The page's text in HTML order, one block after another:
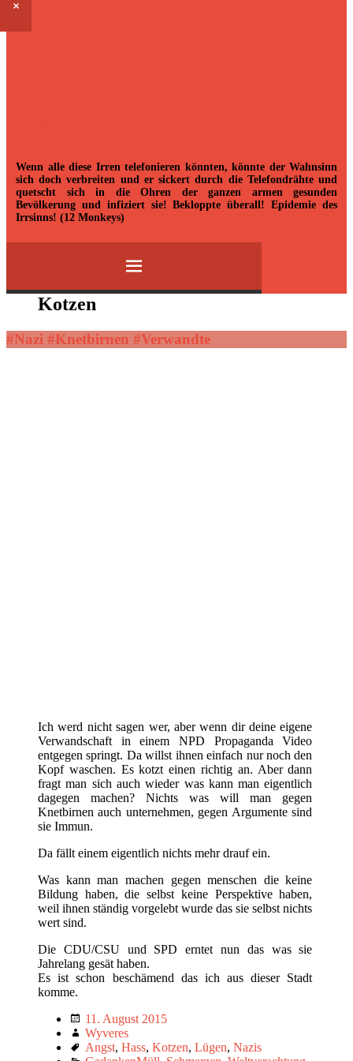
Wenn alle diese Irren telefonieren könnten, könnte der Wahnsinn
sich doch verbreiten und er sickert durch die Telefondrähte und
quetscht sich in die Ohren der ganzen armen gesunden
Bevölkerung und infiziert sie! Bekloppte überall! Epidemie des
Irrsinns! (12 Monkeys)
Menü
springen
Kotzen
#Nazi #Knetbirnen #Verwandte
Ich werd nicht sagen wer, aber wenn dir deine eigene
Verwandschaft in einem NPD Propaganda Video
entgegen springt. Da willst ihnen einfach nur noch den
Kopf waschen. Es kotzt einen richtig an. Aber dann
fragt man sich auch wieder was kann man eigentlich
dagegen machen? Nichts was will man gegen
Knetbirnen auch unternehmen, gegen Argumente sind
sie Immun.
Da fällt einem eigentlich nichts mehr drauf ein.
Was kann man machen gegen menschen die keine
Bildung haben, die selbst keine Perspektive haben,
weil ihnen ständig vorgelebt wurde das sie selbst nichts
wert sind.
Die CDU/CSU und SPD erntet nun das was sie
Jahrelang gesät haben.
Es ist schon beschämend das ich aus dieser Stadt
komme.
Verabredung
11. August 2015
Verfasser
Wyveres
Schlagwörter
Angst, Hass, Kotzen, Lügen, Nazis